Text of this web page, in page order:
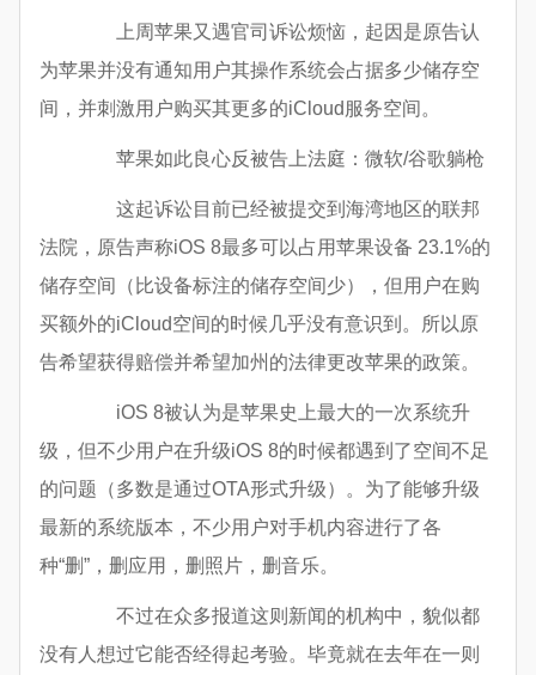
上周苹果又遇官司诉讼烦恼，起因是原告认
为苹果并没有通知用户其操作系统会占据多少储存空
间，并刺激用户购买其更多的iCloud服务空间。
苹果如此良心反被告上法庭：微软/谷歌躺枪
这起诉讼目前已经被提交到海湾地区的联邦
法院，原告声称iOS 8最多可以占用苹果设备 23.1%的
储存空间（比设备标注的储存空间少），但用户在购
买额外的iCloud空间的时候几乎没有意识到。所以原
告希望获得赔偿并希望加州的法律更改苹果的政策。
iOS 8被认为是苹果史上最大的一次系统升
级，但不少用户在升级iOS 8的时候都遇到了空间不足
的问题（多数是通过OTA形式升级）。为了能够升级
最新的系统版本，不少用户对手机内容进行了各
种“删”，删应用，删照片，删音乐。
不过在众多报道这则新闻的机构中，貌似都
没有人想过它能否经得起考验。毕竟就在去年在一则